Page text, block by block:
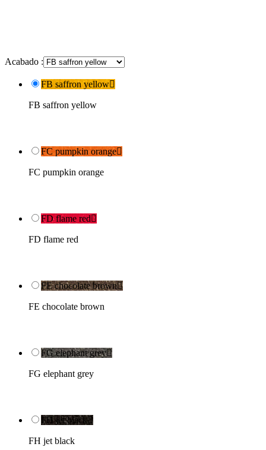
Acabado :
FB saffron yellow
FB saffron yellow
FC pumpkin orange
FC pumpkin orange
FD flame red
FD flame red
FE chocolate brown
FE chocolate brown
FG elephant grey
FG elephant grey
FH jet black
FH jet black